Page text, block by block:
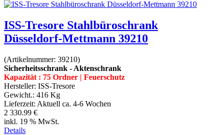
ISS-Tresore Stahlbüroschrank
Düsseldorf-Mettmann 39210
(Artikelnummer: 39210)
Sicherheitsschrank - Aktenschrank
Kapazität : 75 Ordner | Feuerschutz
Hersteller: ISS-Tresore
Gewicht.: 416 Kg
Lieferzeit: Aktuell ca. 4-6 Wochen
2 330.99 €
inkl. 19 % MwSt.
Details